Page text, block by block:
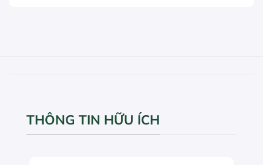
THÔNG TIN HỮU ÍCH